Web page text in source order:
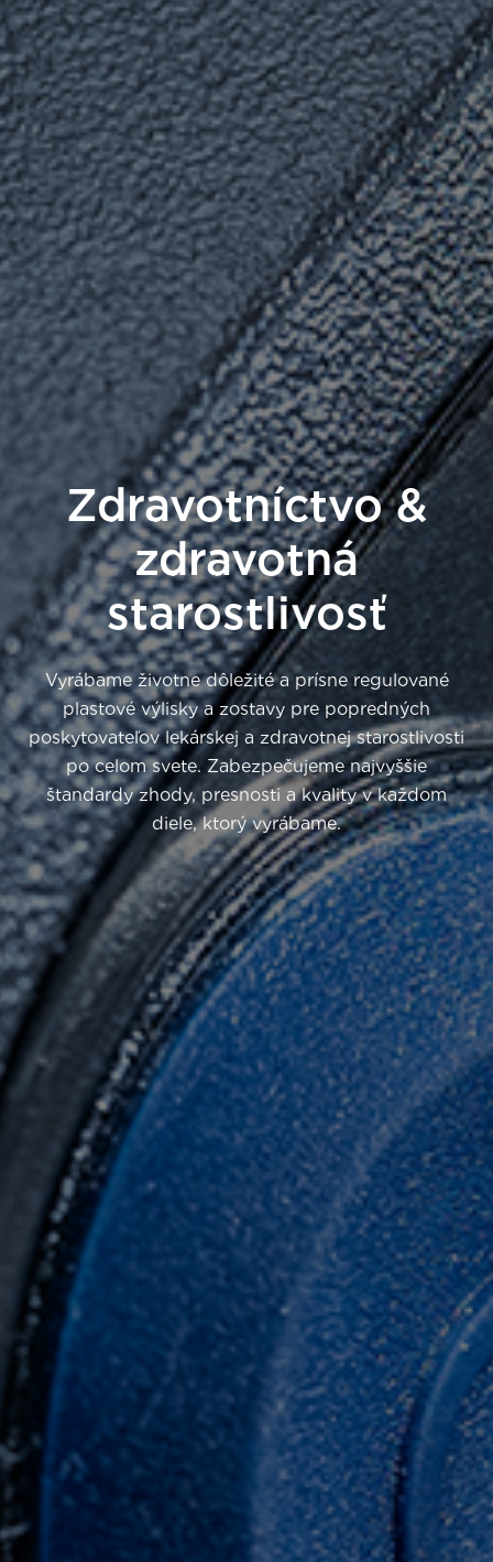
Zdravotníctvo &
zdravotná
starostlivosť
Vyrábame životne dôležité a prísne regulované
plastové výlisky a zostavy pre popredných
poskytovateľov lekárskej a zdravotnej starostlivosti
po celom svete. Zabezpečujeme najvyššie
štandardy zhody, presnosti a kvality v každom
diele, ktorý vyrábame.